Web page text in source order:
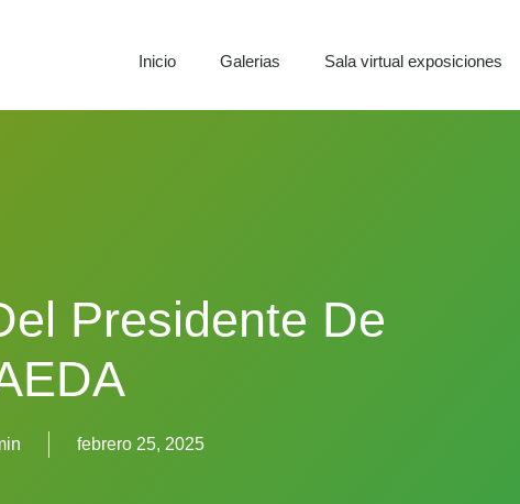
Inicio Galerias Sala virtual exposiciones
Presidente De
febrero 25, 2025